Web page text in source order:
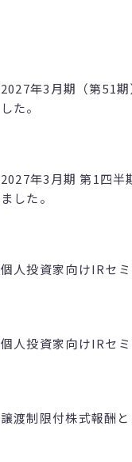
2027年3月期（第51
した。
2027年3月期 第1四半
ました。
個人投資家向けIRセ
個人投資家向けIRセ
譲渡制限付株式報酬